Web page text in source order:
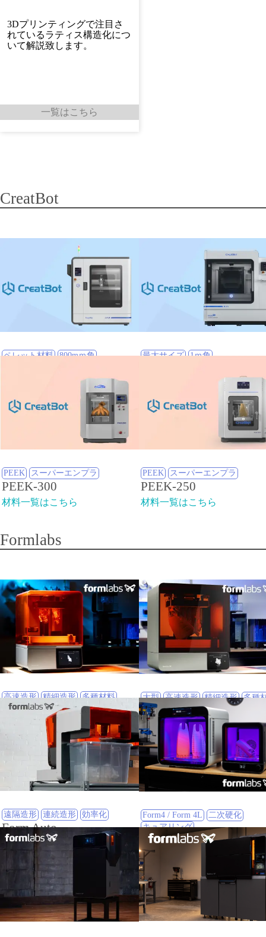
3Dプリンティングで注目さ
れているラティス構造化につ
いて解説致します。
一覧はこちら
CreatBot
ペレット材料 800mｍ角 最大サイズ 1ｍ角
PEEK スーパーエンプラ
PEEK-300
材料一覧はこちら
PEEK スーパーエンプラ
PEEK-250
材料一覧はこちら
Formlabs
高速造形 精細造形 多種材料
Form 4
材料一覧はこちら
大型 高速造形 精細造形 多種
Form 4L
材料一覧はこちら
遠隔造形 連続造形 効率化
Form Auto
材料一覧はこちら
Form4 / Form 4L
二次硬化
キュアリング
Form Cure / Form Cure
材料一覧はこちら